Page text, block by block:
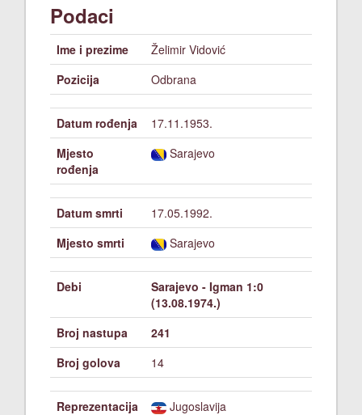
Podaci
Ime i prezime
Želimir Vidović
Pozicija
Odbrana
Datum rođenja
17.11.1953.
Mjesto
rođenja
Sarajevo
Datum smrti
17.05.1992.
Mjesto smrti
Sarajevo
Debi
Sarajevo - Igman 1:0
(13.08.1974.)
Broj nastupa
241
Broj golova
14
Reprezentacija
Jugoslavija